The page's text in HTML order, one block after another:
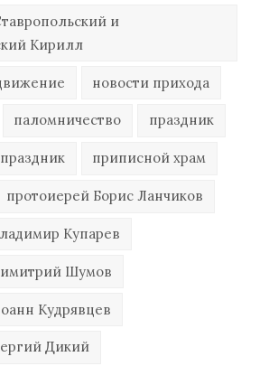
и
Кирилл
новости прихода
паломничество праздник
приписной храм
протоиерей Борис Ланчиков
Купарев
Шумов
Кудрявцев
Дикий